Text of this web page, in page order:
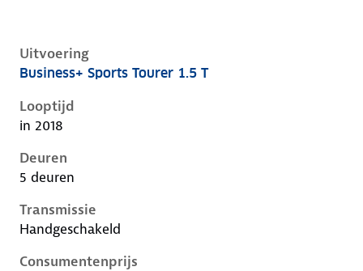
Uitvoering
Opel Insignia b, sports tourer 1.5 t, 121 kW, Benzine,
Business+ Sports Tourer 1.5 T
Looptijd
in 2018
Deuren
5 deuren
Transmissie
Handgeschakeld
Consumentenprijs